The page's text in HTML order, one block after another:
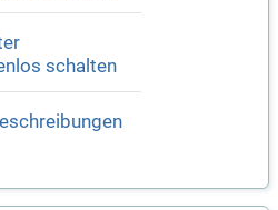
schalten